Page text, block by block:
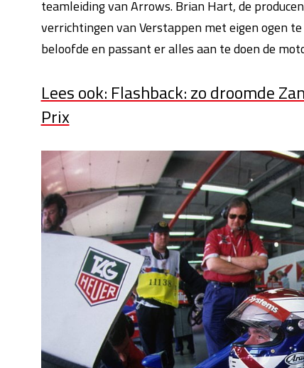
teamleiding van Arrows. Brian Hart, de
verrichtingen van Verstappen met eigen ogen
beloofde en passant er alles aan te doen de
Lees ook: Flashback: zo droomde
Prix